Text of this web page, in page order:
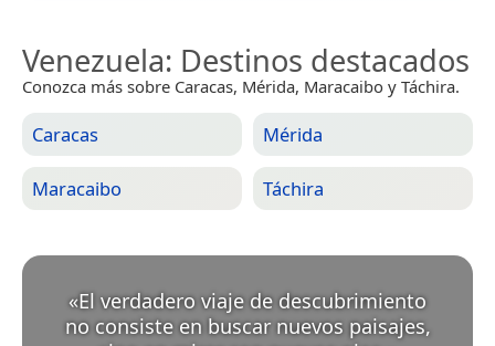
Venezuela: Destinos destacados
Conozca más sobre Caracas, Mérida, Maracaibo y Táchira.
Caracas Mérida
Maracaibo Táchira
«El verdadero viaje de descubrimiento
no consiste en buscar nuevos paisajes,